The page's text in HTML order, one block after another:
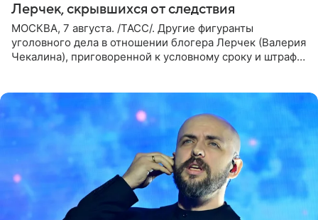
Лерчек, скрывшихся от следствия
МОСКВА, 7 августа. /ТАСС/. Другие фигуранты
уголовного дела в отношении блогера Лерчек (Валерия
Чекалина), приговоренной к условному сроку и штрафу,